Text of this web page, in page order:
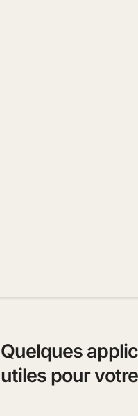
Quelques
utiles pour